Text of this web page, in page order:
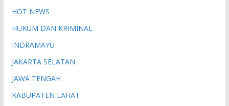
HOT NEWS
HUKUM DAN KRIMINAL
INDRAMAYU
JAKARTA SELATAN
JAWA TENGAH
KABUPATEN LAHAT